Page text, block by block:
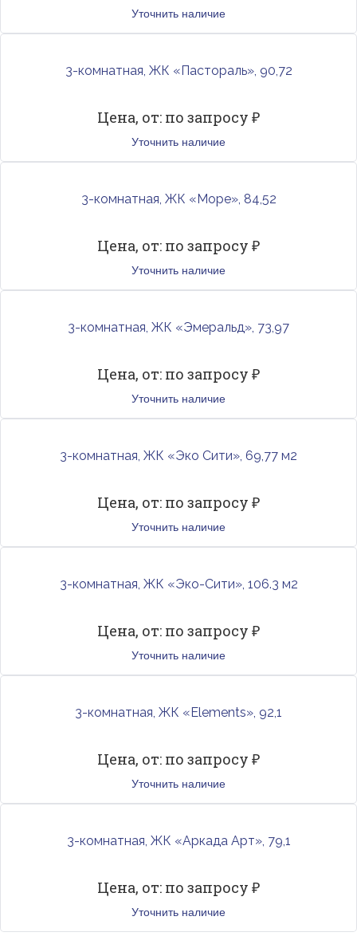
Уточнить наличие
3-комнатная, ЖК «Пастораль», 90,72
Цена, от: по запросу ₽
Уточнить наличие
3-комнатная, ЖК «Море», 84,52
Цена, от: по запросу ₽
Уточнить наличие
3-комнатная, ЖК «Эмеральд», 73,97
Цена, от: по запросу ₽
Уточнить наличие
3-комнатная, ЖК «Эко Сити», 69,77 м2
Цена, от: по запросу ₽
Уточнить наличие
3-комнатная, ЖК «Эко-Сити», 106.3 м2
Цена, от: по запросу ₽
Уточнить наличие
3-комнатная, ЖК «Elements», 92,1
Цена, от: по запросу ₽
Уточнить наличие
3-комнатная, ЖК «Аркада Арт», 79,1
Цена, от: по запросу ₽
Уточнить наличие